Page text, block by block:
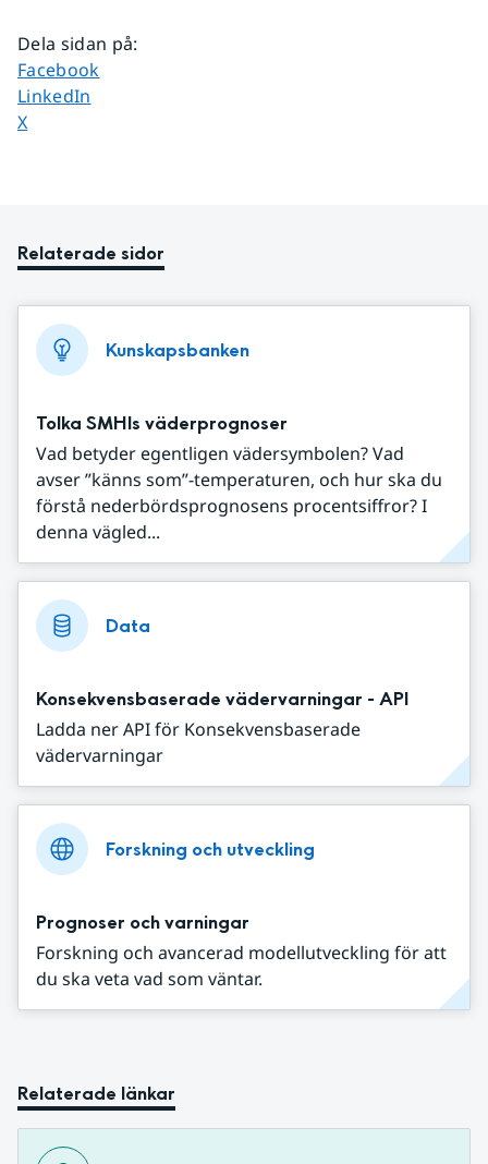
Dela sidan på:
Dela sidan på
Facebook
Dela sidan på
LinkedIn
Dela sidan på
X
Relaterade sidor
Kunskapsbanken
Tolka SMHIs väderprognoser
Vad betyder egentligen vädersymbolen? Vad
avser ”känns som”-temperaturen, och hur ska du
förstå nederbördsprognosens procentsiffror? I
denna vägled...
Data
Konsekvensbaserade vädervarningar - API
Ladda ner API för Konsekvensbaserade
vädervarningar
Forskning och utveckling
Prognoser och varningar
Forskning och avancerad modellutveckling för att
du ska veta vad som väntar.
Relaterade länkar